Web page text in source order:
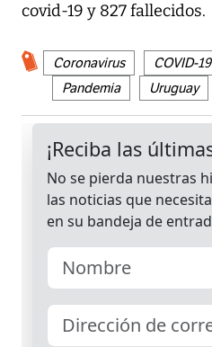
covid-19 y 827 fallecidos.
Coronavirus COVID-19
Pandemia
Uruguay